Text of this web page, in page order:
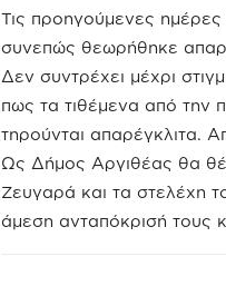
Τις προηγούμενες
συνεπώς θεωρήθηκε
Δεν συντρέχει μέχρι
πως τα τιθέμενα από την
τηρούνται απαρέγκλιτα.
Ως Δήμος Αργιθέας θα
Ζευγαρά και τα στελέχη
άμεση ανταπόκρισή τους